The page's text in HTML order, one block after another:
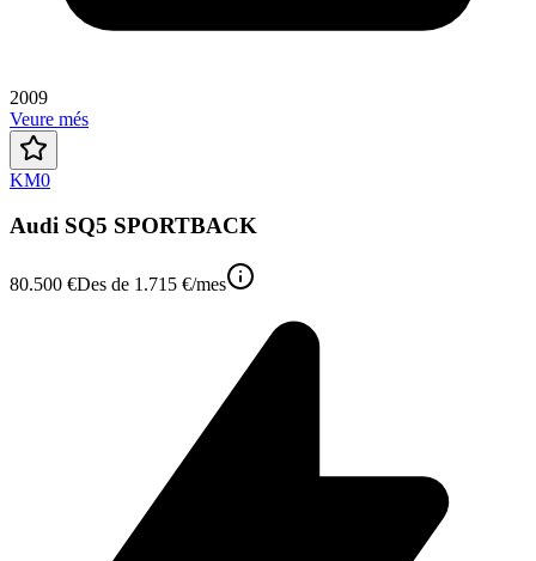
2009
Veure més
KM0
Audi SQ5 SPORTBACK
80.500 €Des de 1.715 €/mes